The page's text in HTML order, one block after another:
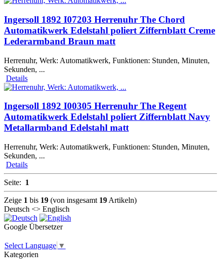
Ingersoll 1892 I07203 Herrenuhr The Chord
Automatikwerk Edelstahl poliert Ziffernblatt Creme
Lederarmband Braun matt
Herrenuhr, Werk: Automatikwerk, Funktionen: Stunden, Minuten,
Sekunden, ...
Details
Ingersoll 1892 I00305 Herrenuhr The Regent
Automatikwerk Edelstahl poliert Ziffernblatt Navy
Metallarmband Edelstahl matt
Herrenuhr, Werk: Automatikwerk, Funktionen: Stunden, Minuten,
Sekunden, ...
Details
Seite: 1
Zeige 1 bis 19 (von insgesamt 19 Artikeln)
Deutsch <> Englisch
Google Übersetzer
Select Language ▼
Kategorien